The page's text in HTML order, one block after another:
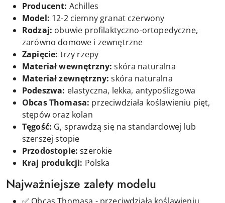
Producent: Achilles
Model: 12-2 ciemny granat czerwony
Rodzaj: obuwie profilaktyczno-ortopedyczne,
zarówno domowe i zewnętrzne
Zapięcie: trzy rzepy
Materiał wewnętrzny: skóra naturalna
Materiał zewnętrzny: skóra naturalna
Podeszwa: elastyczna, lekka, antypoślizgowa
Obcas Thomasa: przeciwdziała koślawieniu pięt,
stępów oraz kolan
Tęgość: G, sprawdzą się na standardowej lub
szerszej stopie
Przodostopie: szerokie
Kraj produkcji: Polska
Najważniejsze zalety modelu